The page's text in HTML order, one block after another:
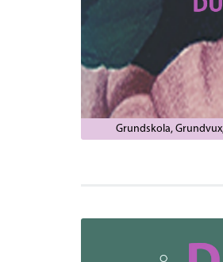
Grundskola Grundvux